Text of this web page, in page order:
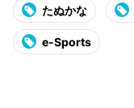
たぬかな
e-Sports